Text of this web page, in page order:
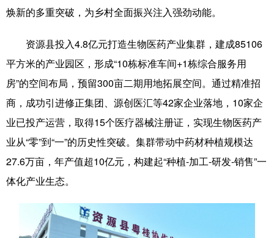
台湾 思客智库 全球连线
科技 科普 体育 文化
健康 军事 访谈 视频
图片 中央文件 金融
食品 人居 信息化 乡村振兴
溯源中国 城市 旅游 能源
会展
亚太网 上市公司
焕新的多重突破，为乡村全面振兴注入强劲动能。
资源县投入4.8亿元打造生物医药产业集群，建成85106
平方米的产业园区，形成“10栋标准车间+1栋综合服务用
房”的空间布局，预留300亩二期用地拓展空间。通过精准招
商，成功引进修正集团、源创医汇等42家企业落地，10家企
业已投产运营，取得15个医疗器械注册证，实现生物医药产
业从“零”到“一”的历史性突破。集群带动中药材种植规模达
27.6万亩，年产值超10亿元，构建起“种植-加工-研发-销售”一
体化产业生态。